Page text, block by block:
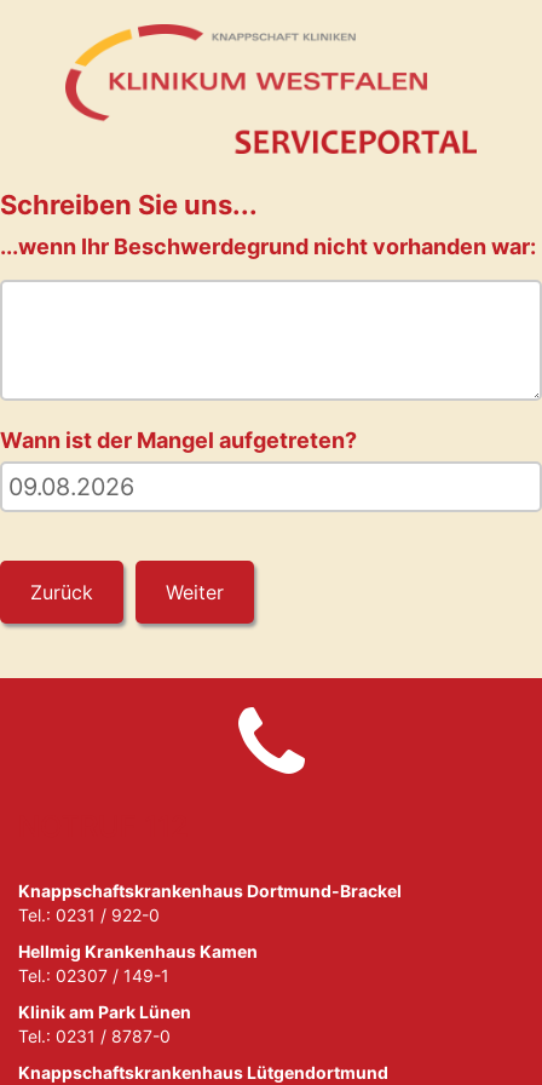
Schreiben Sie uns...
...wenn Ihr Beschwerdegrund nicht vorhanden war:
Wann ist der Mangel aufgetreten?
Knappschaftskrankenhaus Dortmund-Brackel
Tel.: 0231 / 922-0
Hellmig Krankenhaus Kamen
Tel.: 02307 / 149-1
Klinik am Park Lünen
Tel.: 0231 / 8787-0
Knappschaftskrankenhaus Lütgendortmund